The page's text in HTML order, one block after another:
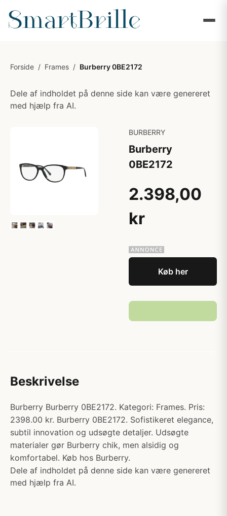
Forside / Frames / Burberry 0BE2172
Dele af indholdet på denne side kan være genereret
med hjælp fra AI.
BURBERRY
Burberry
0BE2172
2.398,00
kr
Køb her
Beskrivelse
Burberry Burberry 0BE2172. Kategori: Frames. Pris:
2398.00 kr. Burberry 0BE2172. Sofistikeret elegance,
subtil innovation og udsøgte detaljer. Udsøgte
materialer gør Burberry chik, men alsidig og
komfortabel. Køb hos Burberry.
Dele af indholdet på denne side kan være genereret
med hjælp fra AI.